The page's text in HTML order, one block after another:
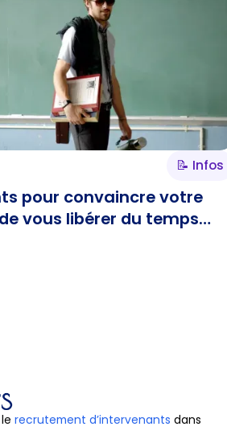
📝 Infos
pour convaincre votre
vous libérer du temps
lerecrutement d’intervenants dans